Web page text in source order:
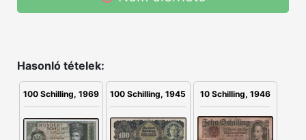
Hasonló tételek:
100 Schilling, 1969 100 Schilling, 1945 10 Schilling, 1946